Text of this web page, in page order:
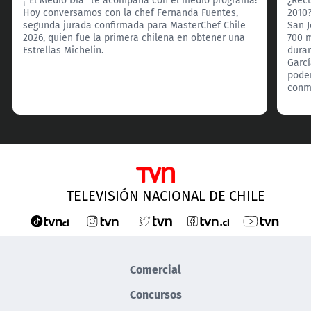
Hoy conversamos con la chef Fernanda Fuentes,
segunda jurada confirmada para MasterChef Chile
2026, quien fue la primera chilena en obtener una
Estrellas Michelin.
San
700
TELEVISIÓN NACIONAL DE CHILE
Comercial
Concursos